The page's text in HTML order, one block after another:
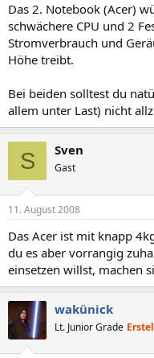
Das 2. Notebook (Acer)
schwächere CPU und 2
Stromverbrauch und
Höhe treibt.
Bei beiden solltest du
allem unter Last) nicht
S Sven
Gast
11. August 2008
Das Acer ist mit knapp
du es aber vorrangig
einsetzen willst, machen
wakünick
Lt. Junior Grade